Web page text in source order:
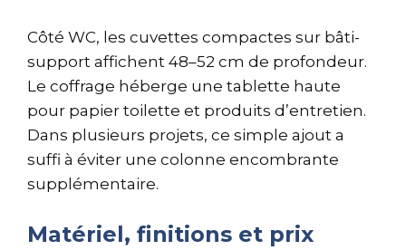
Côté WC, les cuvettes compactes sur bâti-
support affichent 48–52 cm de profondeur.
Le coffrage héberge une tablette haute
pour papier toilette et produits d’entretien.
Dans plusieurs projets, ce simple ajout a
suffi à éviter une colonne encombrante
supplémentaire.
Matériel, finitions et prix